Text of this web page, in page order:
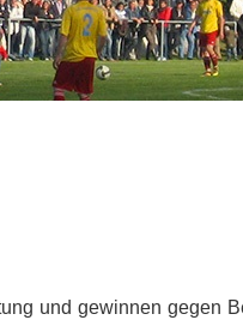
und gewinnen gegen